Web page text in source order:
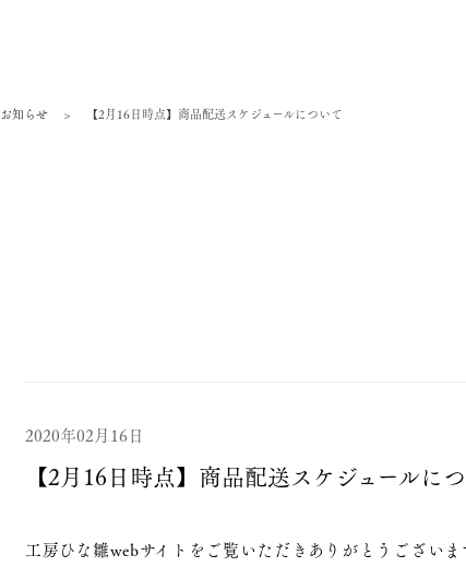
お知らせ 【2月16日時点】商品配送スケジュールについて
2020年02月16日
【2月16日時点】商品配送スケジュールに
工房ひな雛webサイトをご覧いただきありがとうございま